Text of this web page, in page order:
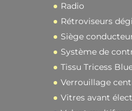
Radio
Rétroviseurs
Siège
Système de
Tissu Tricess
Verrouillage
Vitres avant